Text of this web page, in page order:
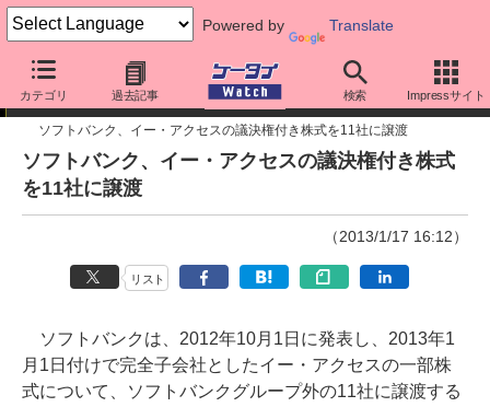
Powered by Translate
カテゴリ 過去記事 検索 Impressサイト
ニュース
ソフトバンク、イー・アクセスの議決権付き株式を11社に譲渡
ソフトバンク、イー・アクセスの議決権付き株式
を11社に譲渡
（2013/1/17 16:12）
リスト
ソフトバンクは、2012年10月1日に発表し、2013年1
月1日付けで完全子会社としたイー・アクセスの一部株
式について、ソフトバンクグループ外の11社に譲渡する